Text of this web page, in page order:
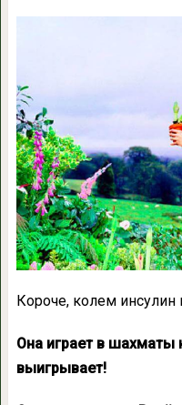
Короче, колем инсулин
Она играет в шахматы
выигрывает!